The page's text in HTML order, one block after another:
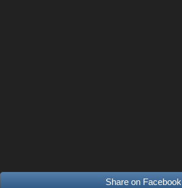
Share on Facebook